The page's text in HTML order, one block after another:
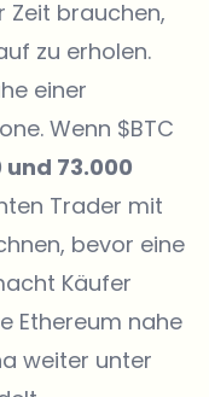
Zeit brauchen,
zu erholen.
einer
Wenn $BTC
und 73.000
Trader mit
bevor eine
Käufer
Ethereum nahe
weiter unter